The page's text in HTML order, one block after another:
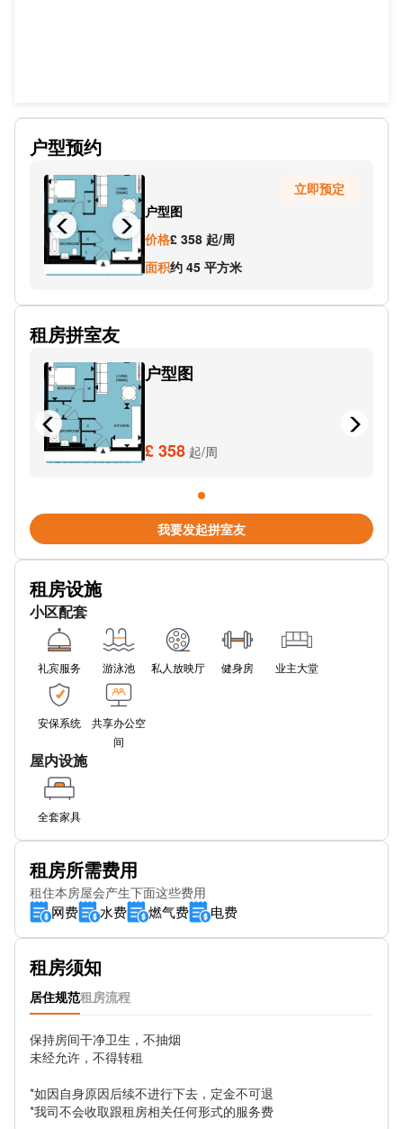
户型预约
户型图
价格£ 358 起/周
面积约 45 平方米
立即预定
租房拼室友
户型图
£ 358 起/周
我要发起拼室友
租房设施
小区配套
礼宾服务 游泳池 私人放映厅 健身房 业主大堂
安保系统
共享办公空
间
屋内设施
全套家具
租房所需费用
租住本房屋会产生下面这些费用
网费 水费 燃气费 电费
租房须知
居住规范租房流程
保持房间干净卫生，不抽烟
未经允许，不得转租
*如因自身原因后续不进行下去，定金不可退
*我司不会收取跟租房相关任何形式的服务费